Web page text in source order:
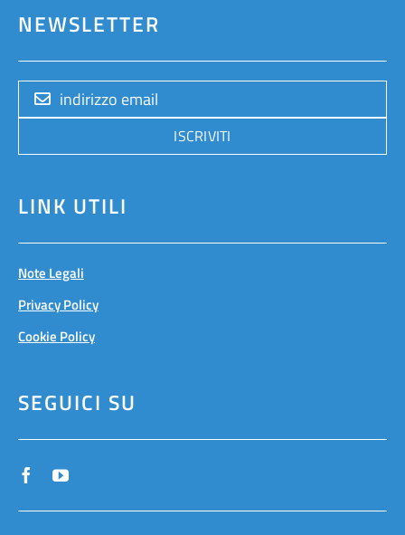
NEWSLETTER
ISCRIVITI
LINK UTILI
Note Legali
Privacy Policy
Cookie Policy
SEGUICI SU